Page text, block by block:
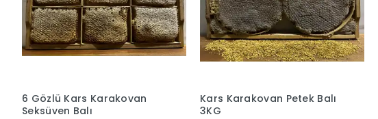
6 Gözlü Kars Karakovan
Seksüven Balı
Kars Karakovan Petek Balı
3KG